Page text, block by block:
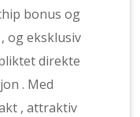
bonus og
og eksklusiv
direkte
. Med
, attraktiv